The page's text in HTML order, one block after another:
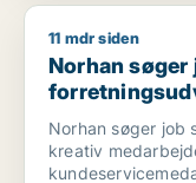
Norhan søger job
11 mdr siden
Norhan
/ fritids
Norhan søger
kreativ